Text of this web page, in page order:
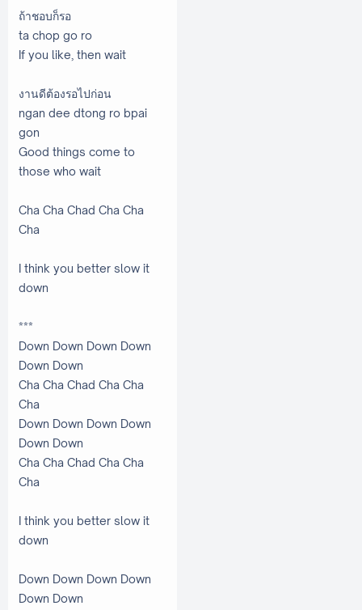
ถ้าชอบก็รอ
ta chop go ro
If you like, then wait
งานดีต้องรอไปก่อน
ngan dee dtong ro bpai
gon
Good things come to
those who wait
Cha Cha Chad Cha Cha
Cha
I think you better slow it
down
***
Down Down Down Down
Down Down
Cha Cha Chad Cha Cha
Cha
Down Down Down Down
Down Down
Cha Cha Chad Cha Cha
Cha
I think you better slow it
down
Down Down Down Down
Down Down